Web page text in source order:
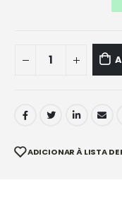
ADICIONAR À LISTA DE